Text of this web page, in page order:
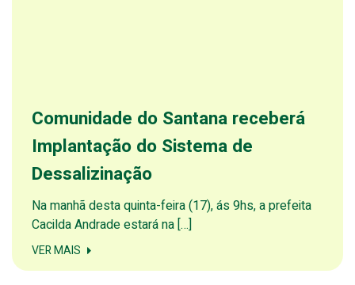
Comunidade do Santana receberá
Implantação do Sistema de
Dessalizinação
Na manhã desta quinta-feira (17), ás 9hs, a prefeita
Cacilda Andrade estará na […]
VER MAIS